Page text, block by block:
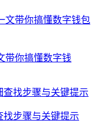
带你搞懂数字钱
找步骤与关键提示